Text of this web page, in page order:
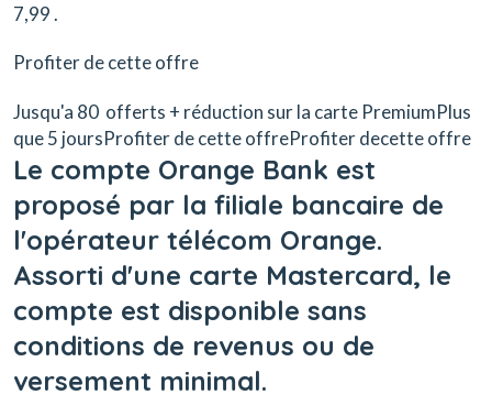
7,99 .
Profiter de cette offre
Jusqu'a 80  offerts + réduction sur la carte PremiumPlus
que 5 joursProfiter de cette offreProfiter decette offre
Le compte Orange Bank est
proposé par la filiale bancaire de
l'opérateur télécom Orange.
Assorti d'une carte Mastercard, le
compte est disponible sans
conditions de revenus ou de
versement minimal.